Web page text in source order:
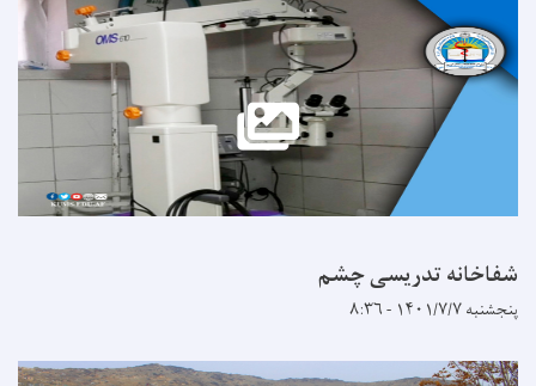
شفاخانه تدریسی چشم
پنجشنبه ۱۴۰۱/۷/۷ - ۸:۳۶